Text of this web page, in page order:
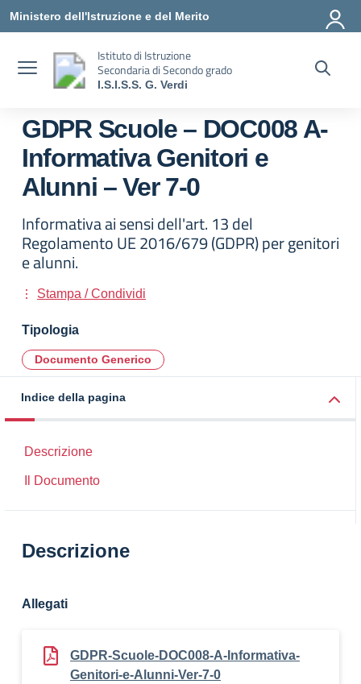
Ministero dell'Istruzione e del Merito
Istituto di Istruzione
Secondaria di Secondo grado
I.S.I.S.S. G. Verdi
GDPR Scuole – DOC008 A-
Informativa Genitori e
Alunni – Ver 7-0
Informativa ai sensi dell'art. 13 del
Regolamento UE 2016/679 (GDPR) per genitori
e alunni.
Stampa / Condividi
Tipologia
Documento Generico
Indice della pagina
Descrizione
Il Documento
Descrizione
Allegati
GDPR-Scuole-DOC008-A-Informativa-
Genitori-e-Alunni-Ver-7-0